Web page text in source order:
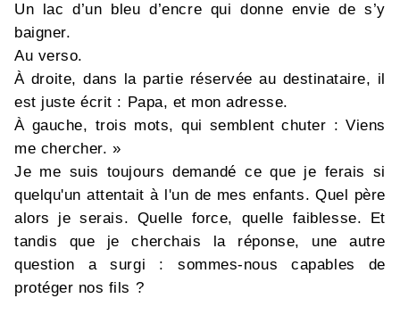
Un lac d’un bleu d’encre qui donne envie de s’y
baigner.
Au verso.
À droite, dans la partie réservée au destinataire, il
est juste écrit : Papa, et mon adresse.
À gauche, trois mots, qui semblent chuter : Viens
me chercher. »
Je me suis toujours demandé ce que je ferais si
quelqu'un attentait à l'un de mes enfants. Quel père
alors je serais. Quelle force, quelle faiblesse. Et
tandis que je cherchais la réponse, une autre
question a surgi : sommes-nous capables de
protéger nos fils ?